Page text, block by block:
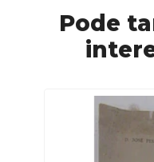
Pode